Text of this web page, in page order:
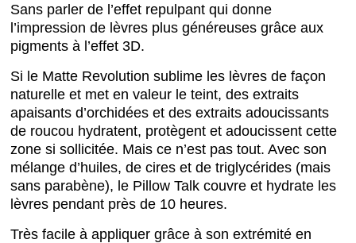
Sans parler de l’effet repulpant qui donne
l’impression de lèvres plus généreuses grâce aux
pigments à l’effet 3D.
Si le Matte Revolution sublime les lèvres de façon
naturelle et met en valeur le teint, des extraits
apaisants d’orchidées et des extraits adoucissants
de roucou hydratent, protègent et adoucissent cette
zone si sollicitée. Mais ce n’est pas tout. Avec son
mélange d’huiles, de cires et de triglycérides (mais
sans parabène), le Pillow Talk couvre et hydrate les
lèvres pendant près de 10 heures.
Très facile à appliquer grâce à son extrémité en